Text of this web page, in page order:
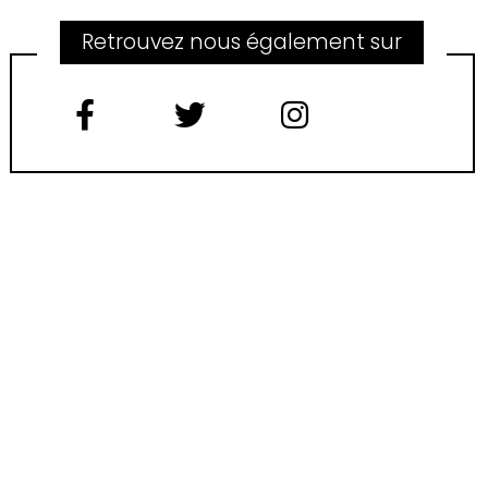
Retrouvez nous également sur